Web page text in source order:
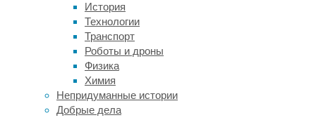
История
Технологии
Транспорт
Роботы и дроны
Физика
Химия
Непридуманные истории
Добрые дела
создаст
атмосферу
настоящего
праздника.
Каждый
кусочек,
приготовленный
с